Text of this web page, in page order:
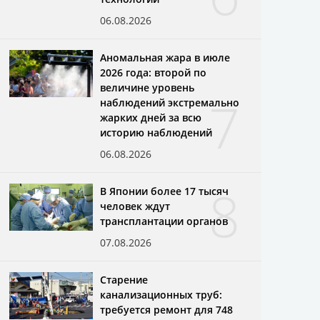
06.08.2026
7
Аномальная жара в июле
2026 года: второй по
величине уровень
наблюдений экстремально
жарких дней за всю
историю наблюдений
06.08.2026
8
В Японии более 17 тысяч
человек ждут
трансплантации органов
07.08.2026
Старение
канализационных труб:
требуется ремонт для 748